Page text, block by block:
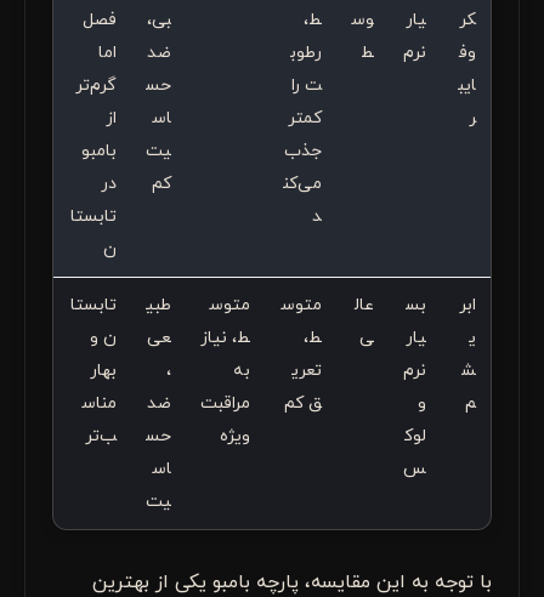
کر
وف
ایب
ر
یار
نرم
وس
ط
ط،
رطوب
ت را
کمتر
جذب
می‌کن
د
بی،
ضد
حس
اس
یت
کم
فصل
اما
گرم‌تر
از
بامبو
در
تابستا
ن
ابر
ی
ش
م
بس
یار
نرم
و
لوک
س
عال
ی
متوس
ط،
تعری
ق کم
متوس
ط، نیاز
به
مراقبت
ویژه
طبی
عی
،
ضد
حس
اس
یت
تابستا
ن و
بهار
مناس
ب‌تر
با توجه به این مقایسه، پارچه بامبو یکی از بهترین